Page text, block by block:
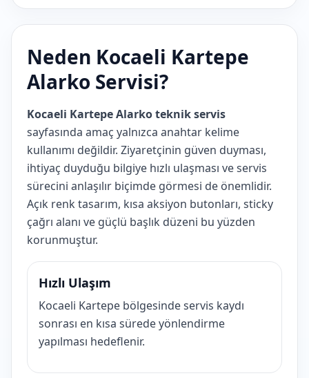
Neden Kocaeli Kartepe
Alarko Servisi?
Kocaeli Kartepe Alarko teknik servis
sayfasında amaç yalnızca anahtar kelime
kullanımı değildir. Ziyaretçinin güven duyması,
ihtiyaç duyduğu bilgiye hızlı ulaşması ve servis
sürecini anlaşılır biçimde görmesi de önemlidir.
Açık renk tasarım, kısa aksiyon butonları, sticky
çağrı alanı ve güçlü başlık düzeni bu yüzden
korunmuştur.
Hızlı Ulaşım
Kocaeli Kartepe bölgesinde servis kaydı
sonrası en kısa sürede yönlendirme
yapılması hedeflenir.